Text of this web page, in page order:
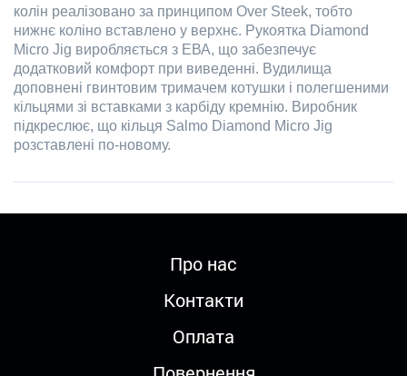
колін реалізовано за принципом Over Steek, тобто
нижнє коліно вставлено у верхнє. Рукоятка Diamond
Micro Jig виробляється з ЕВА, що забезпечує
додатковий комфорт при виведенні. Вудилища
доповнені гвинтовим тримачем котушки і полегшеними
кільцями зі вставками з карбіду кремнію. Виробник
підкреслює, що кільця Salmo Diamond Micro Jig
розставлені по-новому.
Про нас
Контакти
Оплата